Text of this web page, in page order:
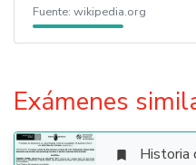
Fuente: wikipedia.org
Exámenes
 Historia